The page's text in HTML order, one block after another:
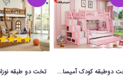
تخت دوطبقه کودک آمیسا مدل ملورین